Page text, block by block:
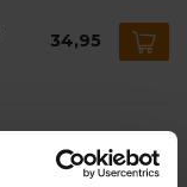
34,95
4,95